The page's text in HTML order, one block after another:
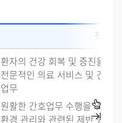
직업
환자의 건강 회복 및 증진을 위
전문적인 의료 서비스 및 건강
업무
원활한 간호업무 수행을 위해
환경 관리와 관련된 제반 행정